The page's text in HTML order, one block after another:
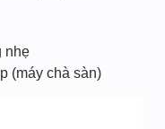
nhẹ
(máy chà sàn)